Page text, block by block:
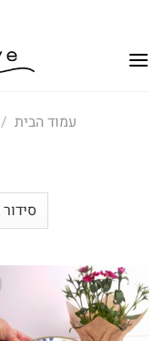
content
עמוד הבית /